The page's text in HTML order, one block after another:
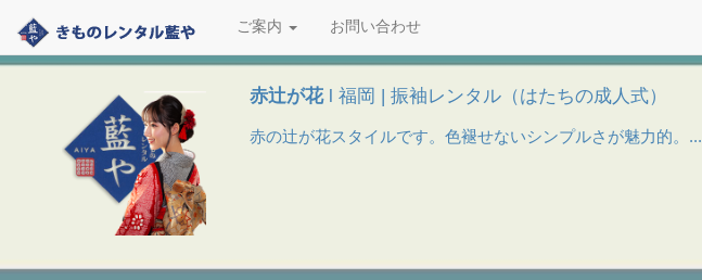
ご案内 お問い合わせ
赤辻が花 l 福岡 | 振袖レンタル（はたちの成人式）
赤の辻が花スタイルです。色褪せないシンプルさが魅力的。...